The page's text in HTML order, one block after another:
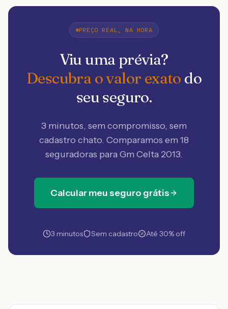
PREÇO REAL, NA HORA
Viu uma prévia?
Descubra o valor exato do
seu seguro.
3 minutos, sem compromisso, sem
cadastro chato. Comparamos em 18
seguradoras para Gm Celta 2013.
Calcular meu seguro grátis
3 minutos Sem cadastro Até 30% off